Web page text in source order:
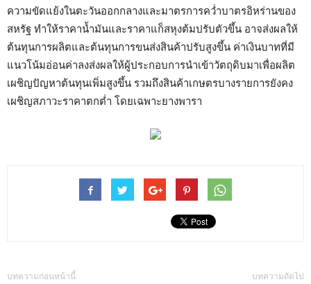
ความขัดแย้งในตะวันออกกลางและมาตรการคว่ำบาตรอิหร่านของ
สหรัฐ ทำให้ราคาน้ำมันและราคาแก็สหุงต้มปรับตัวขึ้น อาจส่งผลให้
ต้นทุนการผลิตและต้นทุนการขนส่งสินค้าปรับสูงขึ้น ค่าเงินบาทที่มี
แนวโน้มอ่อนค่าลงส่งผลให้ผู้ประกอบการนำเข้าวัตถุดิบมาเพื่อผลิต
เผชิญปัญหาต้นทุนเพิ่มสูงขึ้น รวมถึงสินค้าเกษตรบางรายการยังคง
เผชิญสภาวะราคาตกต่ำ โดยเฉพาะยางพารา
บทความก่อนหน้านี้ บทความถัดไป